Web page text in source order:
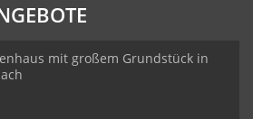
mit großem Grundstück in